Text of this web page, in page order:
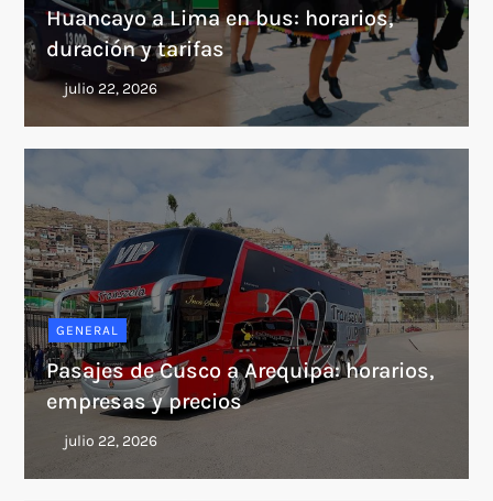
Huancayo a Lima en bus: horarios,
duración y tarifas
GENERAL
Pasajes de Cusco a Arequipa: horarios,
empresas y precios